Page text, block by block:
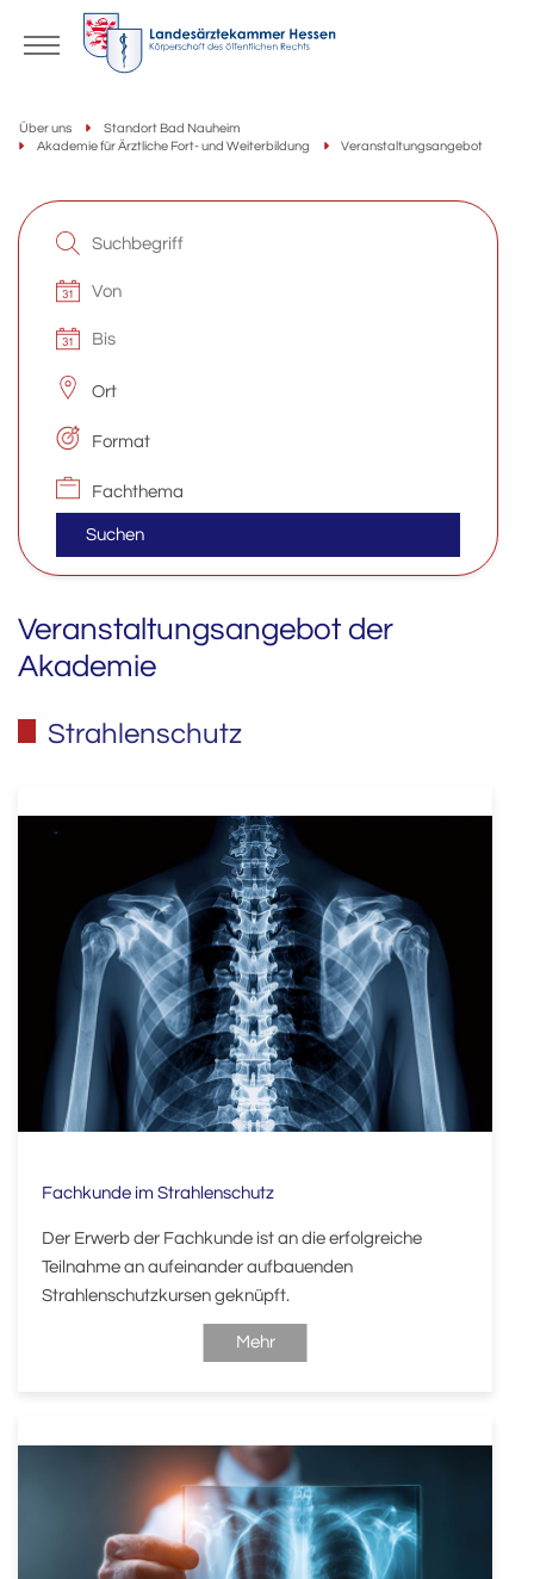
Über uns
Standort Bad Nauheim
Akademie für Ärztliche Fort- und Weiterbildung
Veranstaltungsangebot
Suchen
Veranstaltungsangebot der
Akademie
Strahlenschutz
Fachkunde im Strahlenschutz
Der Erwerb der Fachkunde ist an die erfolgreiche
Teilnahme an aufeinander aufbauenden
Strahlenschutzkursen geknüpft.
Mehr